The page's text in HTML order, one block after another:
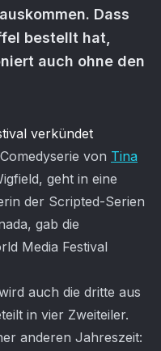
Dass
bestellt hat,
auch ohne den
verkündet
von Tina
geht in eine
der Scripted-Serien
gab die
Media Festival
auch die dritte aus
in vier Zweiteiler.
anderen Jahreszeit: